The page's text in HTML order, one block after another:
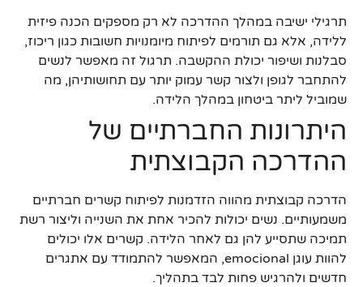
תרגילי ישיבה במהלך ההדרכה לא רק מספקים הכנה פיזית
ללידה, אלא גם תורמים לפיתוח מיומנויות חשובות כגון ריכוז,
סבלנות ושיפור יכולת ההקשבה. תרגול זה מאפשר לנשים
להתחבר לגופן ולצור קשר עמוק יותר עם תחושותיהן, מה
שמוביל ליתר ביטחון במהלך הלידה.
היתרונות החברתיים של
ההדרכה הקבוצתית
הדרכה קבוצתית מהווה הזדמנות לפיתוח קשרים חברתיים
משמעותיים. נשים יכולות להכיר אחת את השנייה וליצור רשת
תמיכה שתסייע להן גם לאחר הלידה. קשרים אלו יכולים
להוות עוגן emocional, המאפשר להתמודד עם אתגרים
חדשים ולהרגיש פחות לבד בתהליך.